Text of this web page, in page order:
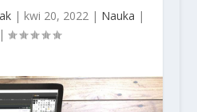
| kwi 20, 2022 | Nauka |